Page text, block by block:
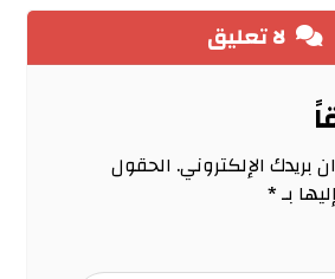
لا تعليق
بريدك الإلكتروني. الحقول
بـ*